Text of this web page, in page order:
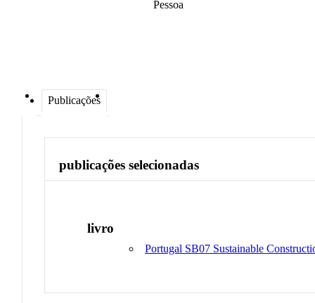
Pessoa
Publicações
publicações selecionadas
livro
Portugal SB07 Sustainable